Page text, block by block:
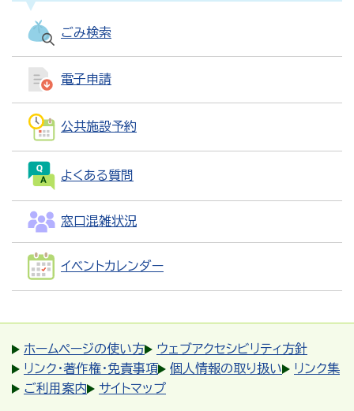
ごみ検索
電子申請
公共施設予約
よくある質問
窓口混雑状況
イベントカレンダー
ホームページの使い方
ウェブアクセシビリティ方針
リンク・著作権・免責事項
個人情報の取り扱い
リンク集
ご利用案内
サイトマップ